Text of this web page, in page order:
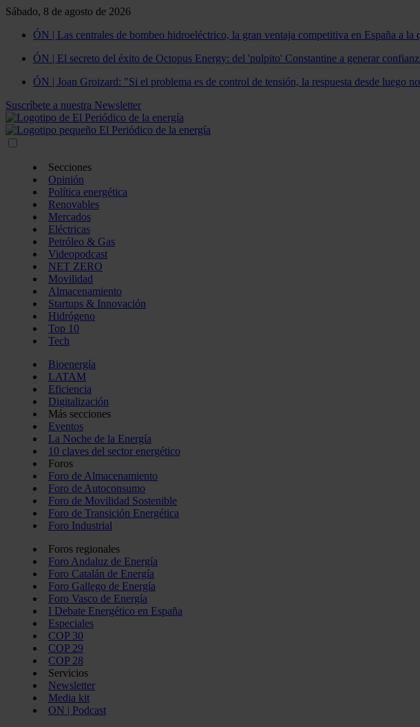
Sábado, 8 de agosto de 2026
ÓN | Las centrales de bombeo hidroeléctrico, la gran ventaja competitiva en España a la
ÓN | El secreto del éxito de Octopus Energy: del 'pulpito' Constantine a generar
ÓN | Joan Groizard: "Si el problema es de control de tensión, la respuesta desde luego
Suscríbete a nuestra Newsletter
Secciones
Opinión
Política energética
Renovables
Mercados
Eléctricas
Petróleo & Gas
Videopodcast
NET ZERO
Movilidad
Almacenamiento
Startups & Innovación
Hidrógeno
Top 10
Tech
Bioenergía
LATAM
Eficiencia
Digitalización
Más secciones
Eventos
La Noche de la Energía
10 claves del sector energético
Foros
Foro de Almacenamiento
Foro de Autoconsumo
Foro de Movilidad Sostenible
Foro de Transición Energética
Foro Industrial
Foros regionales
Foro Andaluz de Energía
Foro Catalán de Energía
Foro Gallego de Energía
Foro Vasco de Energía
I Debate Energético en España
Especiales
COP 30
COP 29
COP 28
Servicios
Newsletter
Media kit
ON | Podcast